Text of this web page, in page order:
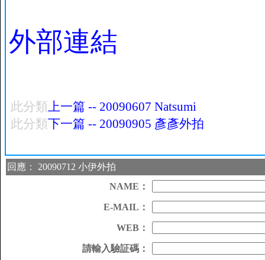
外部連結
此分類 上一篇 -- 20090607 Natsumi
此分類下一篇 -- 20090905 彥彥外拍
回應： 20090712 小伊外拍
NAME：
E-MAIL：
WEB：
請輸入驗証碼：